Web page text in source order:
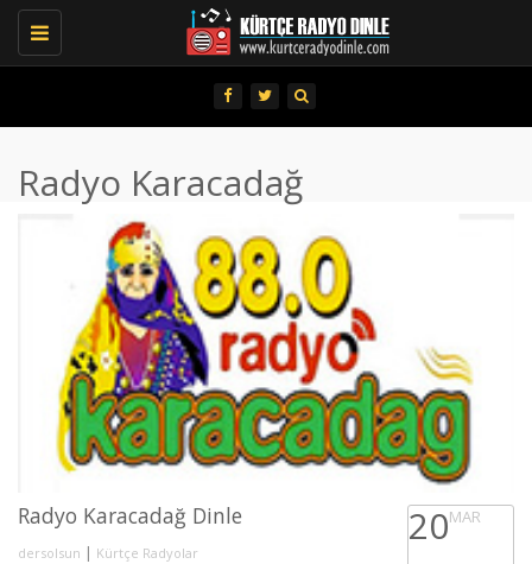
Toggle
navigation
Radyo Karacadağ
Radyo Karacadağ Dinle
dersolsun | Kürtçe Radyolar
20MAR